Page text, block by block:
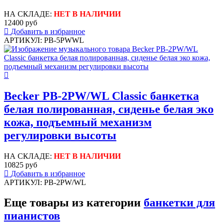
НА СКЛАДЕ: НЕТ В НАЛИЧИИ
12400 руб
Добавить в избранное
АРТИКУЛ: PB-5PWWL
Becker PB-2PW/WL Classic банкетка
белая полированная, сиденье белая эко
кожа, подъемный механизм
регулировки высоты
НА СКЛАДЕ: НЕТ В НАЛИЧИИ
10825 руб
Добавить в избранное
АРТИКУЛ: PB-2PW/WL
Еще товары из категории банкетки для
пианистов